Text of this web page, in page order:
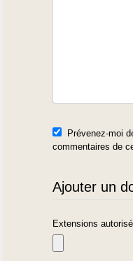
Prévenez-moi
commentaires de
Ajouter un
Extensions